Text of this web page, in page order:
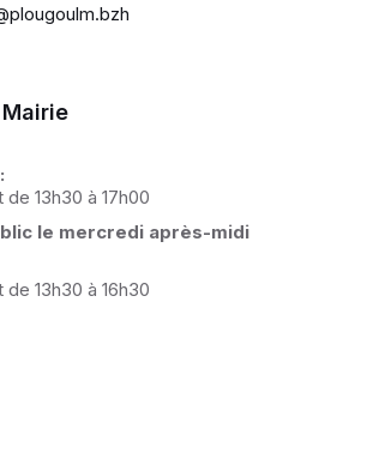
13h30 à 17h00
le mercredi après-midi
13h30 à 16h30